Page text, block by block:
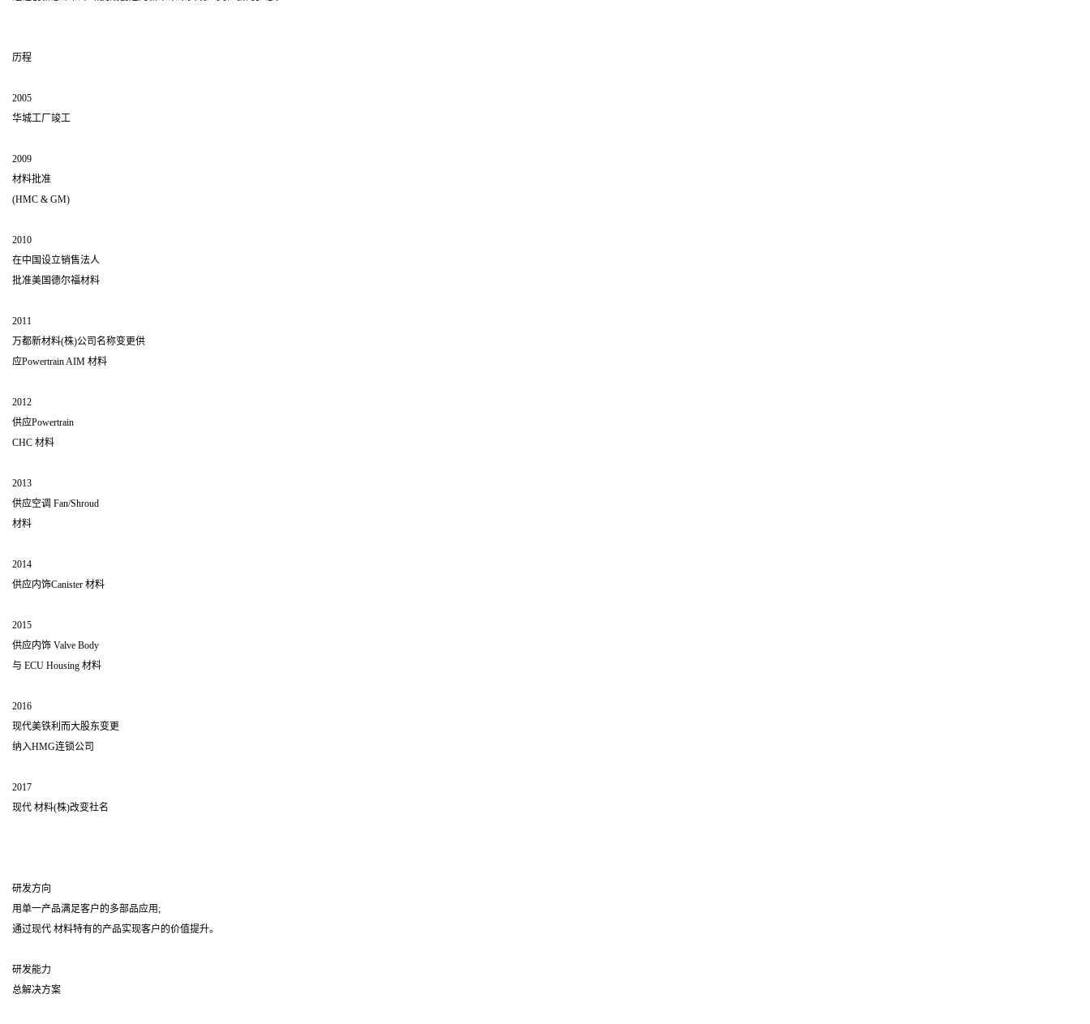
历程
2005
华城工厂竣工
2009
材料批准
(HMC & GM)
2010
在中国设立销售法人
批准美国德尔福材料
2011
万都新材料(株)公司名称变更供
应Powertrain AIM 材料
2012
供应Powertrain
CHC 材料
2013
供应空调 Fan/Shroud
材料
2014
供应内饰Canister 材料
2015
供应内饰 Valve Body
与 ECU Housing 材料
2016
现代美铁利而大股东变更
纳入HMG连锁公司
2017
现代 材料(株)改变社名
研发方向
用单一产品满足客户的多部品应用;
通过现代 材料特有的产品实现客户的价值提升。
研发能力
总解决方案